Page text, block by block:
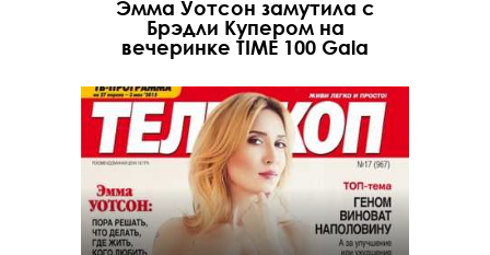
Эмма Уотсон замутила с
Брэдли Купером на
вечеринке TIME 100 Gala